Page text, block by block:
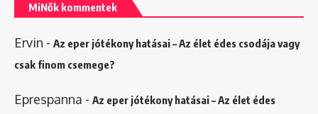
MiNők kommentek
Ervin - Az eper jótékony hatásai – Az élet édes csodája vagy
csak finom csemege?
Eprespanna - Az eper jótékony hatásai – Az élet édes